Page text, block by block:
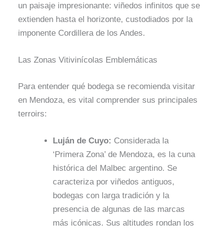
un paisaje impresionante: viñedos infinitos que se
extienden hasta el horizonte, custodiados por la
imponente Cordillera de los Andes.
Las Zonas Vitivinícolas Emblemáticas
Para entender qué bodega se recomienda visitar
en Mendoza, es vital comprender sus principales
terroirs:
Luján de Cuyo: Considerada la
‘Primera Zona’ de Mendoza, es la cuna
histórica del Malbec argentino. Se
caracteriza por viñedos antiguos,
bodegas con larga tradición y la
presencia de algunas de las marcas
más icónicas. Sus altitudes rondan los